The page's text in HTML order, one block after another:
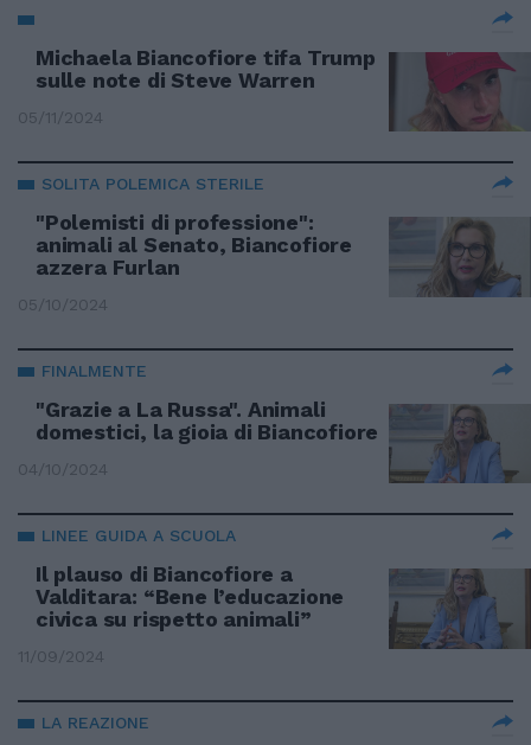
Michaela Biancofiore tifa Trump
sulle note di Steve Warren
05/11/2024
SOLITA POLEMICA STERILE
"Polemisti di professione":
animali al Senato, Biancofiore
azzera Furlan
05/10/2024
FINALMENTE
"Grazie a La Russa". Animali
domestici, la gioia di Biancofiore
04/10/2024
LINEE GUIDA A SCUOLA
Il plauso di Biancofiore a
Valditara: “Bene l’educazione
civica su rispetto animali”
11/09/2024
LA REAZIONE